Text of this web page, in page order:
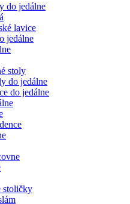
do jedálne
lavice
jedálne
stoly
do jedálne
do jedálne
stoličky